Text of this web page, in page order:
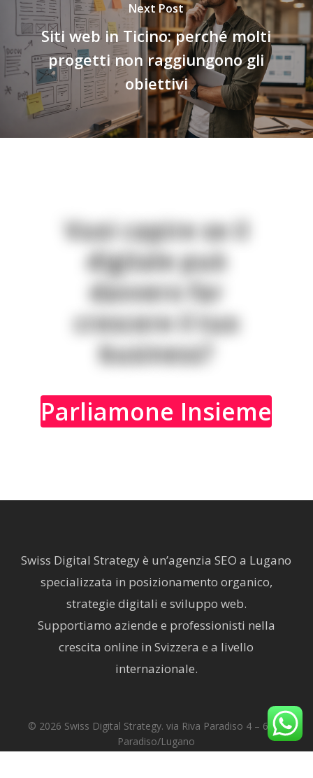
Next Post
Siti web in Ticino: perché molti
progetti non raggiungono gli
obiettivi
Vuoicapireseil
digitalepuò
davvero far
crescereiltuo
business?
Parliamone Insieme
Swiss Digital Strategy è un’agenzia SEO a Lugano
specializzata in posizionamento organico,
strategie digitali e sviluppo web.
Supportiamo aziende e professionisti nella
crescita online in Svizzera e a livello
internazionale.
© 2026 Swiss Digital Strategy. via Riva Paradiso 4 – 6900
Paradiso/Lugano